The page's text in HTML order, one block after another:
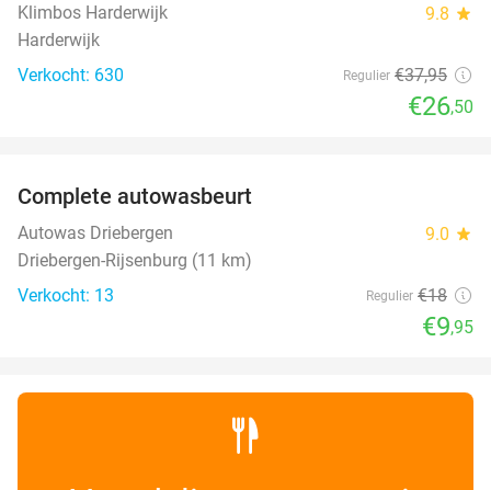
Klimbos Harderwijk 9.8 star
Harderwijk
Verkocht: 630
Regulier €37,95
€26,50
NEW
TODAY
Complete autowasbeurt
Autowas Driebergen 9.0 star
Driebergen-Rijsenburg (11 km)
Verkocht: 13
Regulier €18
€9,95